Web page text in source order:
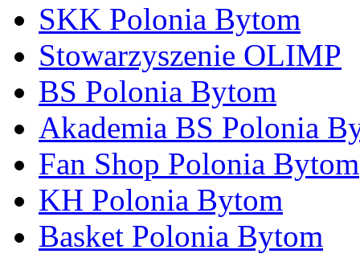
SKK Polonia Bytom
Stowarzyszenie OLIMP
BS Polonia Bytom
Akademia BS Polonia
Fan Shop Polonia Bytom
KH Polonia Bytom
Basket Polonia Bytom